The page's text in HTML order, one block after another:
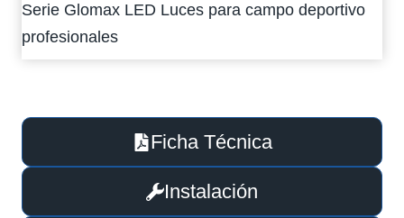
Serie Glomax LED Luces para campo deportivo
profesionales
Ficha Técnica
Instalación